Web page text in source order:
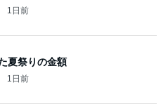
1日前
夏祭りの金額
1日前